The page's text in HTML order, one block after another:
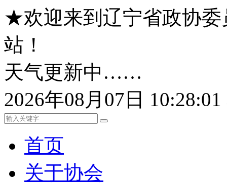
★欢迎来到辽宁省政协委
站！
天气更新中……
2026年08月07日
首页
关于协会